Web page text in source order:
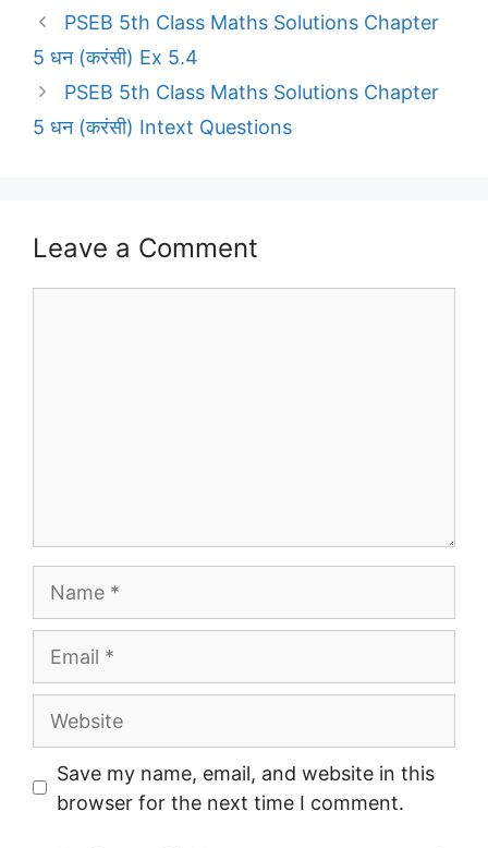
PSEB 5th Class Maths Solutions Chapter
5 धन (करंसी) Ex 5.4
PSEB 5th Class Maths Solutions Chapter
5 धन (करंसी) Intext Questions
Leave a Comment
Website
Save my name, email, and website in this
browser for the next time I comment.